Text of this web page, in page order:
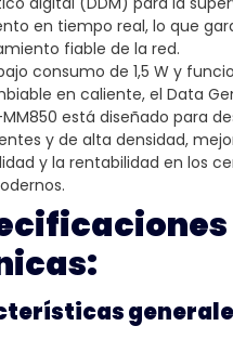
en tiempo real, lo que
fiable de la red.
consumo de 1,5 W y
en caliente, el Data
está diseñado para
y de alta densidad,
y la rentabilidad en los